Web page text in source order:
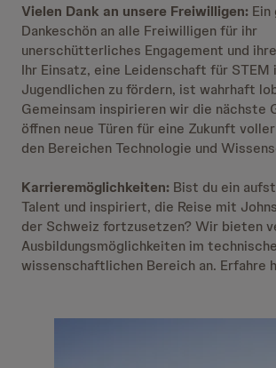
Vielen Dank an unsere Freiwilligen: Ein
Dankeschön an alle Freiwilligen für ihr
unerschütterliches Engagement und
Ihr Einsatz, eine Leidenschaft für STEM
Jugendlichen zu fördern, ist wahrhaft
Gemeinsam inspirieren wir die nächste
öffnen neue Türen für eine Zukunft
den Bereichen Technologie und
Karrieremöglichkeiten: Bist du ein
Talent und inspiriert, die Reise mit
der Schweiz fortzusetzen? Wir bieten
Ausbildungsmöglichkeiten im
wissenschaftlichen Bereich an. Erfahre